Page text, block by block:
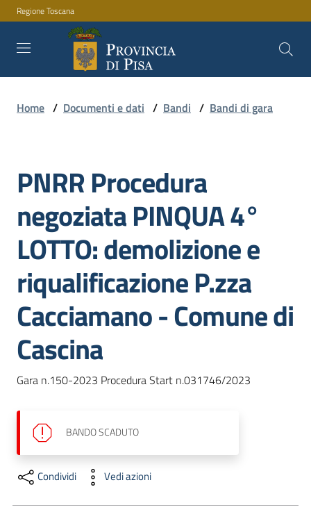
Vai al contenuto
Vai alla navigazione
Vai al footer
Regione Toscana
Amministrazione
Servizi
Novità
Documenti
e
dati
Argomenti
Seguici
su
Home / Documenti e dati / Bandi / Bandi di gara
Salta al contenuto
PNRR Procedura
negoziata PINQUA 4°
LOTTO: demolizione e
riqualificazione P.zza
Cacciamano - Comune di
Cascina
Gara n.150-2023 Procedura Start n.031746/2023
BANDOSCADUTO
Condividi Vedi azioni